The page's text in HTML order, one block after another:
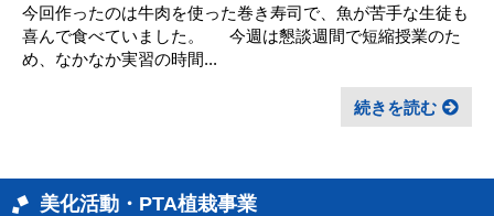
今回作ったのは牛肉を使った巻き寿司で、魚が苦手な生徒も
喜んで食べていました。 今週は懇談週間で短縮授業のた
め、なかなか実習の時間...
続きを読む
美化活動・PTA植栽事業